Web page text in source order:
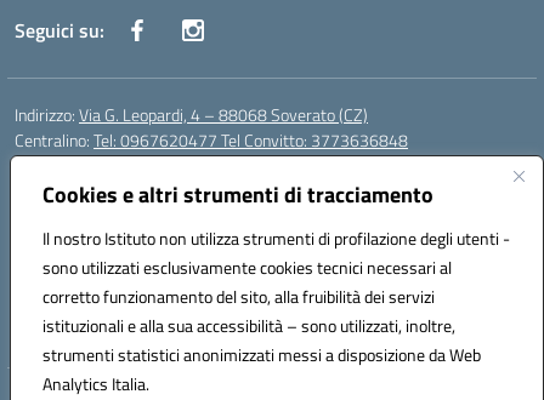
Cookies e altri strumenti di tracciamento
Il nostro Istituto non utilizza strumenti di profilazione degli utenti -
sono utilizzati esclusivamente cookies tecnici necessari al
corretto funzionamento del sito, alla fruibilità dei servizi
istituzionali e alla sua accessibilità – sono utilizzati, inoltre,
strumenti statistici anonimizzati messi a disposizione da Web
Analytics Italia.
Seguici su:
Indirizzo:Via G. Leopardi, 4 – 88068 Soverato (CZ)
Centralino:Tel: 0967620477 Tel Convitto: 3773636848
Email:
Posta elettronica certificata (PEC):czrh04000q@pec.istruzione.it
Codice fiscale: 84000690796
Codice meccanografico:CZRH04000Q
Codice Indice delle Pubbliche Amministrazioni (IPA): istsc_czrh04000q
Codice unico di fatturazione (CUF): UF9M13